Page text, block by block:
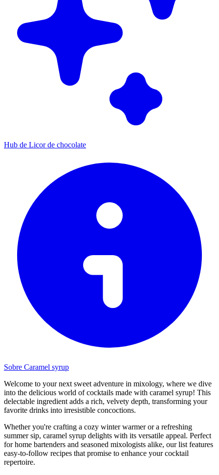
Hub de Licor de chocolate
Sobre Caramel syrup
Welcome to your next sweet adventure in mixology, where we dive
into the delicious world of cocktails made with caramel syrup! This
delectable ingredient adds a rich, velvety depth, transforming your
favorite drinks into irresistible concoctions.
Whether you're crafting a cozy winter warmer or a refreshing
summer sip, caramel syrup delights with its versatile appeal. Perfect
for home bartenders and seasoned mixologists alike, our list features
easy-to-follow recipes that promise to enhance your cocktail
repertoire.